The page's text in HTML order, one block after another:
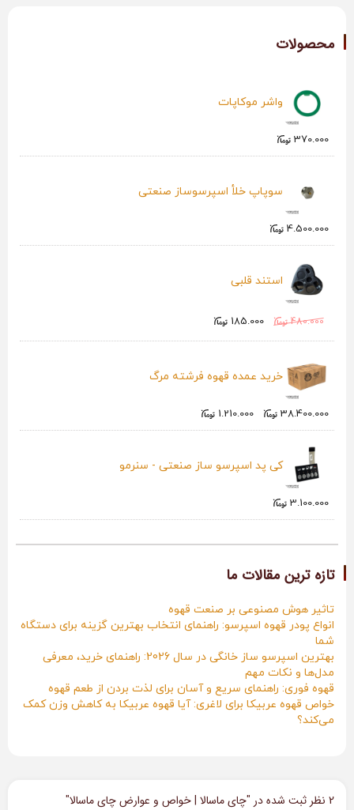
محصولات
واشر موکاپات
370.000
سوپاپ خلأ اسپرسوساز صنعتی
4.500.000
استند قلبی
480.000
185.000
خرید عمده قهوه فرشته مرگ
38.400.000
1.210.000
کی پد اسپرسو ساز صنعتی - سنرمو
3.100.000
تازه ترین مقالات ما
تاثیر هوش مصنوعی بر صنعت قهوه
انواع پودر قهوه اسپرسو: راهنمای انتخاب بهترین گزینه برای دستگاه
شما
بهترین اسپرسو ساز خانگی در سال 2026: راهنمای خرید، معرفی
مدل‌ها و نکات مهم
قهوه فوری: راهنمای سریع و آسان برای لذت بردن از طعم قهوه
خواص قهوه عربیکا برای لاغری: آیا قهوه عربیکا به کاهش وزن کمک
می‌کند؟
2 نظر ثبت شده در " چای ماسالا | خواص و عوارض چای ماسالا"